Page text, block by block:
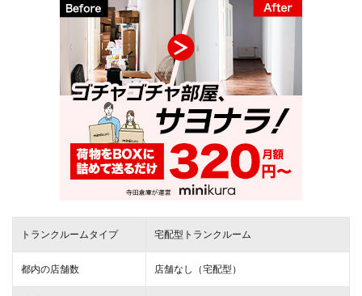
トランクルームタイプ 宅配型トランクルーム
都内の店舗数 店舗なし（宅配型）